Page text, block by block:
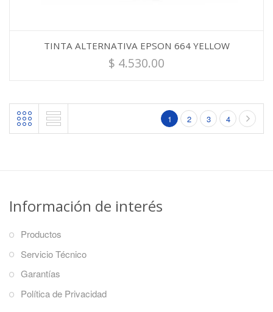
TINTA ALTERNATIVA EPSON 664 YELLOW
$ 4.530.00
1 2 3 4
Información de interés
Productos
Servicio Técnico
Garantías
Política de Privacidad